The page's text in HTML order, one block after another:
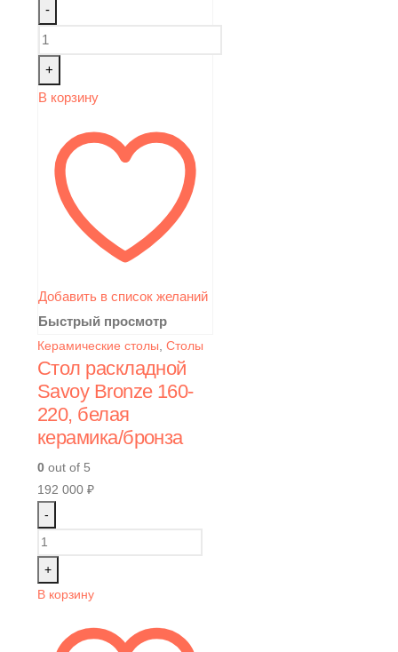
-
+
В корзину
Добавить в список желаний
Быстрый просмотр
Керамические столы Столы
Стол раскладной
Savoy Bronze 160-
220, белая
керамика/бронза
0 out of 5
192 000 ₽
-
+
В корзину